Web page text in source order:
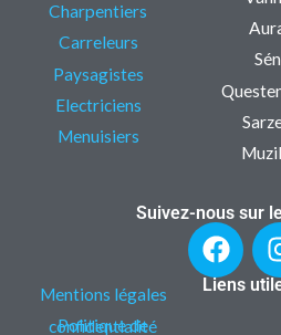
Charpentiers
Carreleurs
Paysagistes
Electriciens
Menuisiers
Suivez-nous sur
F
a
c
Liens
Mentions légales
Politique de confidentialité